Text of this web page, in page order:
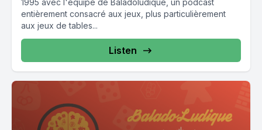
entièrement consacré aux jeux, plus particulièrement
aux jeux de tables...
Listen